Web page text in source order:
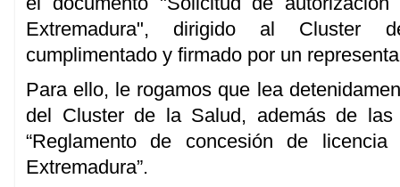
Extremadura", dirigido al Cluster
cumplimentado y firmado por un
Para ello, le rogamos que lea
del Cluster de la Salud, además de
“Reglamento de concesión de
Extremadura”.